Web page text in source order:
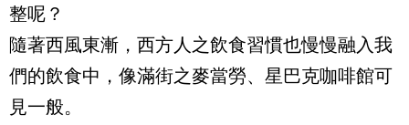
整呢？
隨著西風東漸，西方人之飲食習慣也慢慢融入我
們的飲食中，像滿街之麥當勞、星巴克咖啡館可
見一般。